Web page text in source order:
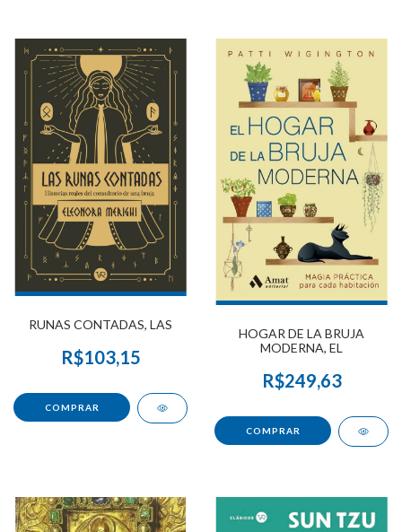
RUNAS CONTADAS, LAS
R$103,15
HOGAR DE LA BRUJA
MODERNA, EL
R$249,63